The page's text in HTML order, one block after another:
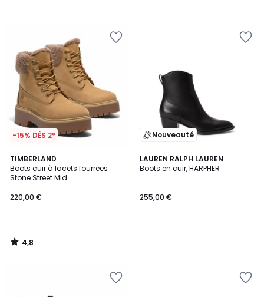
-15% DÈS 2*
TIMBERLAND
Boots cuir à lacets fourrées
Stone Street Mid
220,00 €
4,8
/ 5
4,8
/
Nouveauté
LAUREN RALPH LAUREN
Boots en cuir, HARPHER
255,00 €